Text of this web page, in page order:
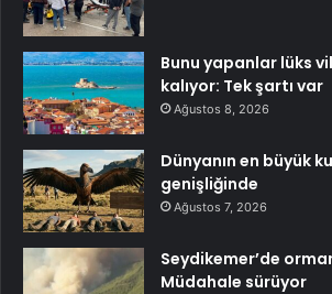
Bunu yapanlar lüks
kalıyor: Tek şartı var
Ağustos 8, 2026
Dünyanın en büyük
genişliğinde
Ağustos 7, 2026
Seydikemer’de
Müdahale sürüyor